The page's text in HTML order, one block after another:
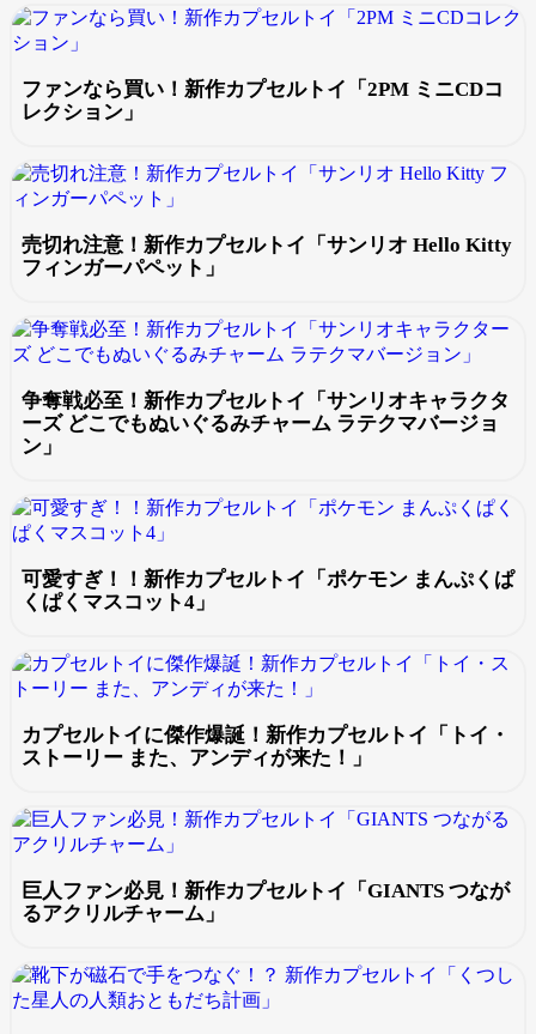
ファンなら買い！新作カプセルトイ「2PM ミニCDコ
レクション」
売切れ注意！新作カプセルトイ「サンリオ Hello Kitty
フィンガーパペット」
争奪戦必至！新作カプセルトイ「サンリオキャラクタ
ーズ どこでもぬいぐるみチャーム ラテクマバージョ
ン」
可愛すぎ！！新作カプセルトイ「ポケモン まんぷくぱ
くぱくマスコット4」
カプセルトイに傑作爆誕！新作カプセルトイ「トイ・
ストーリー また、アンディが来た！」
巨人ファン必見！新作カプセルトイ「GIANTS つなが
るアクリルチャーム」